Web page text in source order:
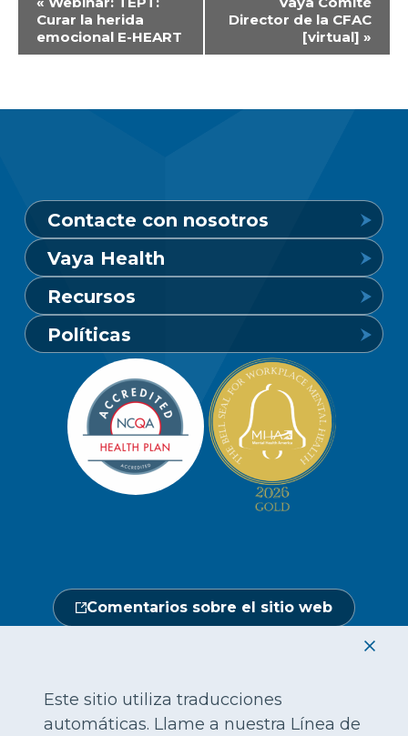
del
Evento
Curar la herida
emocional E-HEART
Director de la CFAC
[virtual] »
Contacte con nosotros
Línea de crisis de salud mental
24 horas al día, 7 días a la semana
1-800-849-6127
Línea de atención a socios y
beneficiarios
Abierto de lunes a sábado, de 7.00 a
18.00 h.
24 horas al día, 7 días a la semana
Vaya Health
Conozca Vaya
Carreras profesionales
Redacción
Ubicaciones
Calendario de actos
Recursos
Buscar un proveedor
Portal de miembros
Hágase un chequeo médico
Central de proveedores
Políticas
Política de privacidad de los miembros
Política de privacidad del sitio web
No discriminación
Comentarios sobre el sitio web
|
العربية|Русский | Tagalo| ગુજરાતી |Mon-Khmer
Este sitio utiliza traducciones
automáticas. Llame a nuestra Línea de